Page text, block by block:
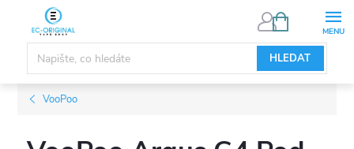
obsah
HLEDAT
NÁKUPNÍ
VooPoo